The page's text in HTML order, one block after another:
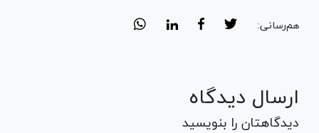
هم‌رسانی:
ارسال دیدگاه
دیدگاهتان را بنویسید